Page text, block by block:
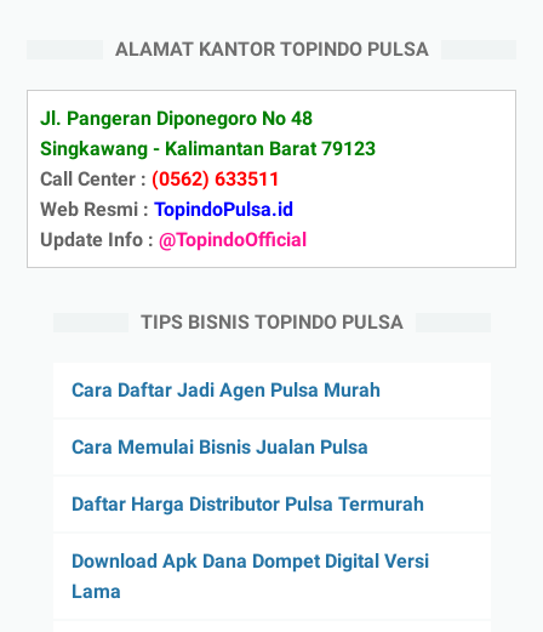
ALAMAT KANTOR TOPINDO PULSA
Jl. Pangeran Diponegoro No 48
Singkawang - Kalimantan Barat 79123
Call Center : (0562) 633511
Web Resmi : TopindoPulsa.id
Update Info : @TopindoOfficial
TIPS BISNIS TOPINDO PULSA
Cara Daftar Jadi Agen Pulsa Murah
Cara Memulai Bisnis Jualan Pulsa
Daftar Harga Distributor Pulsa Termurah
Download Apk Dana Dompet Digital Versi
Lama